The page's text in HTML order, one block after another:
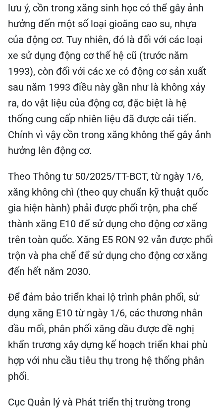
lưu ý, cồn trong xăng sinh học có thể gây ảnh
hưởng đến một số loại gioăng cao su, nhựa
của động cơ. Tuy nhiên, đó là đối với các loại
xe sử dụng động cơ thế hệ cũ (trước năm
1993), còn đối với các xe có động cơ sản xuất
sau năm 1993 điều này gần như là không xảy
ra, do vật liệu của động cơ, đặc biệt là hệ
thống cung cấp nhiên liệu đã được cải tiến.
Chính vì vậy cồn trong xăng không thể gây ảnh
hưởng lên động cơ.
Theo Thông tư 50/2025/TT-BCT, từ ngày 1/6,
xăng không chì (theo quy chuẩn kỹ thuật quốc
gia hiện hành) phải được phối trộn, pha chế
thành xăng E10 để sử dụng cho động cơ xăng
trên toàn quốc. Xăng E5 RON 92 vẫn được phối
trộn và pha chế để sử dụng cho động cơ xăng
đến hết năm 2030.
Để đảm bảo triển khai lộ trình phân phối, sử
dụng xăng E10 từ ngày 1/6, các thương nhân
đầu mối, phân phối xăng dầu được đề nghị
khẩn trương xây dựng kế hoạch triển khai phù
hợp với nhu cầu tiêu thụ trong hệ thống phân
phối.
Cục Quản lý và Phát triển thị trường trong